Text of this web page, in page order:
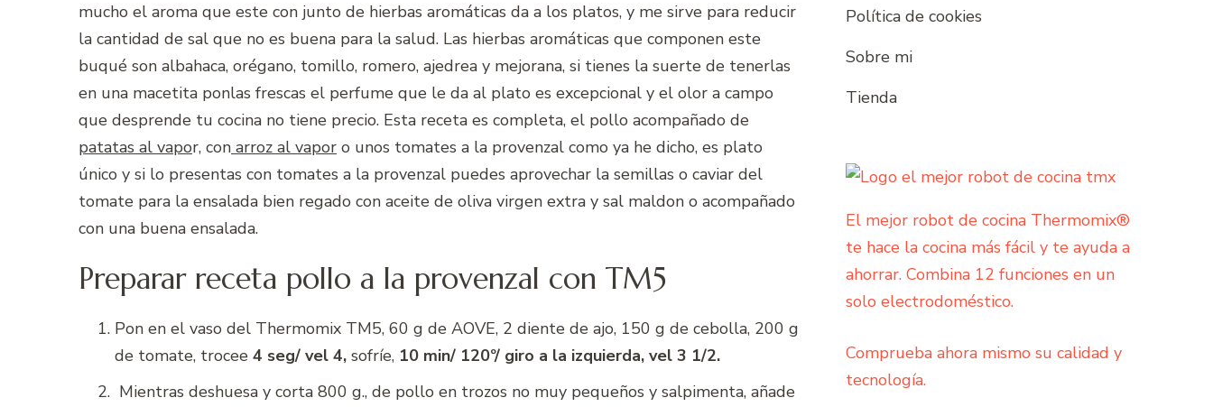
mucho el aroma que este con junto de hierbas aromáticas da a los platos, y me sirve para reducir
la cantidad de sal que no es buena para la salud. Las hierbas aromáticas que componen este
buqué son albahaca, orégano, tomillo, romero, ajedrea y mejorana, si tienes la suerte de tenerlas
en una macetita ponlas frescas el perfume que le da al plato es excepcional y el olor a campo
que desprende tu cocina no tiene precio. Esta receta es completa, el pollo acompañado de
patatas al vapor, con arroz al vapor o unos tomates a la provenzal como ya he dicho, es plato
único y si lo presentas con tomates a la provenzal puedes aprovechar la semillas o caviar del
tomate para la ensalada bien regado con aceite de oliva virgen extra y sal maldon o acompañado
con una buena ensalada.
Preparar receta pollo a la provenzal con TM5
Pon en el vaso del Thermomix TM5, 60 g de AOVE, 2 diente de ajo, 150 g de cebolla, 200 g
de tomate, trocee 4 seg/ vel 4, sofríe, 10 min/ 120º/ giro a la izquierda, vel 3 1/2.
Mientras deshuesa y corta 800 g., de pollo en trozos no muy pequeños y salpimenta, añade
Política de cookies
Sobre mi
Tienda
El mejor robot de cocina Thermomix®
te hace la cocina más fácil y te ayuda a
ahorrar. Combina 12 funciones en un
solo electrodoméstico.
Comprueba ahora mismo su calidad y
tecnología.